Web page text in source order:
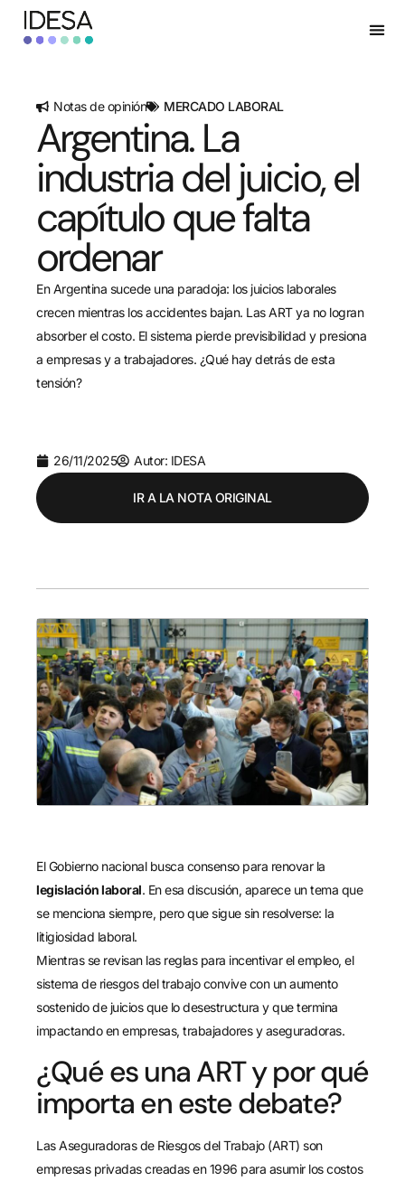
Notas de opinión MERCADO LABORAL
Argentina. La
industria del juicio, el
capítulo que falta
ordenar
En Argentina sucede una paradoja: los juicios laborales
crecen mientras los accidentes bajan. Las ART ya no logran
absorber el costo. El sistema pierde previsibilidad y presiona
a empresas y a trabajadores. ¿Qué hay detrás de esta
tensión?
26/11/2025 Autor: IDESA
IR A LA NOTA ORIGINAL
El Gobierno nacional busca consenso para renovar la
legislación laboral. En esa discusión, aparece un tema que
se menciona siempre, pero que sigue sin resolverse: la
litigiosidad laboral.
Mientras se revisan las reglas para incentivar el empleo, el
sistema de riesgos del trabajo convive con un aumento
sostenido de juicios que lo desestructura y que termina
impactando en empresas, trabajadores y aseguradoras.
¿Qué es una ART y por qué
importa en este debate?
Las Aseguradoras de Riesgos del Trabajo (ART) son
empresas privadas creadas en 1996 para asumir los costos